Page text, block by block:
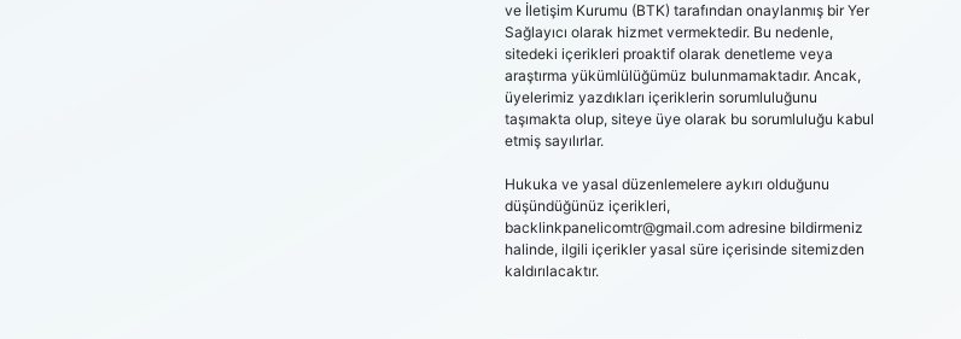
ve İletişim Kurumu (BTK) tarafından onaylanmış bir Yer
Sağlayıcı olarak hizmet vermektedir. Bu nedenle,
sitedeki içerikleri proaktif olarak denetleme veya
araştırma yükümlülüğümüz bulunmamaktadır. Ancak,
üyelerimiz yazdıkları içeriklerin sorumluluğunu
taşımakta olup, siteye üye olarak bu sorumluluğu kabul
etmiş sayılırlar.
Hukuka ve yasal düzenlemelere aykırı olduğunu
düşündüğünüz içerikleri,
backlinkpanelicomtr@gmail.comadresine bildirmeniz
halinde, ilgili içerikler yasal süre içerisinde sitemizden
kaldırılacaktır.